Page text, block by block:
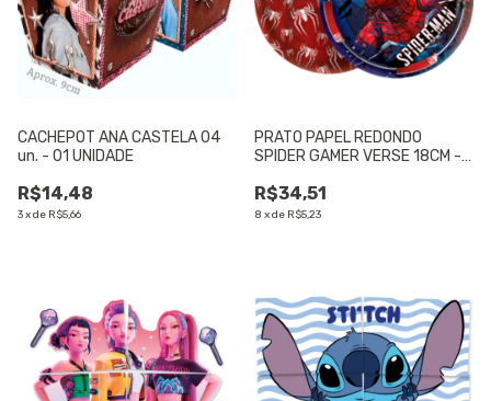
CACHEPOT ANA CASTELA 04
un. - 01 UNIDADE
R$14,48
3xde R$5,66
PRATO PAPEL REDONDO
SPIDER GAMER VERSE 18CM -
R$34,51
8 xde R$5,23